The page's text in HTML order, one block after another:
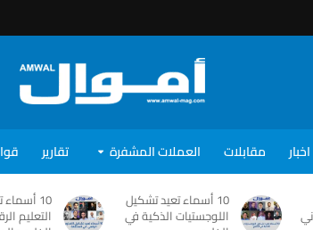
اخبار مقابلات العملات المشفرة تقارير
10 أسماء تعيد تشكيل
اللوجستيات الذكية في
10
التعليم